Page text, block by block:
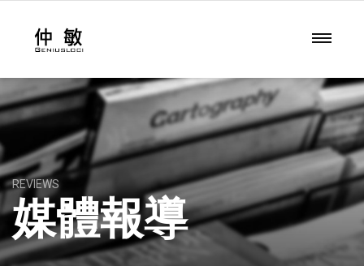
REVIEWS
媒體報導